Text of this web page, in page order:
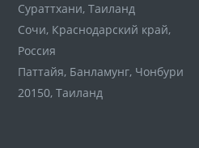
Сураттхани, Таиланд
Сочи, Краснодарский край,
Россия
Паттайя, Банламунг, Чонбури
20150, Таиланд